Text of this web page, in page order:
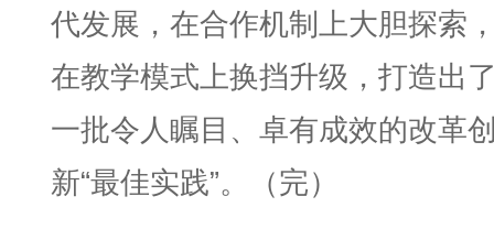
代发展，在合作机制上大胆探索
在教学模式上换挡升级，打造出
一批令人瞩目、卓有成效的改革
新“最佳实践”。（完）